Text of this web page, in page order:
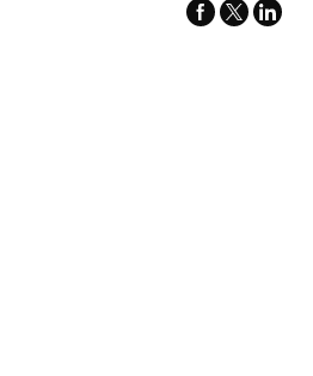
facebook
x-
linkedin